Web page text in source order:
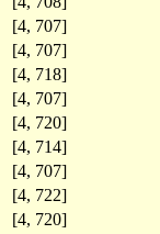
[4, 707]
[4, 707]
[4, 718]
[4, 707]
[4, 720]
[4, 714]
[4, 707]
[4, 722]
[4, 720]